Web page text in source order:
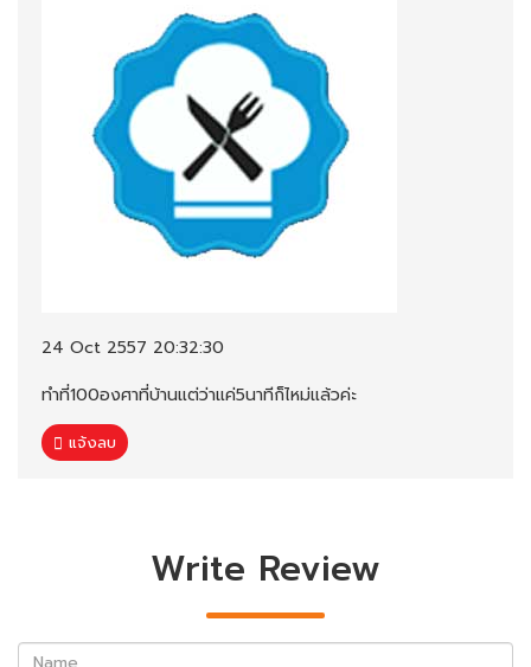
24 Oct 2557 20:32:30
ทำที่100องศาที่บ้านแต่ว่าแค่5นาทีก็ไหม่แล้วค่ะ
แจ้งลบ
Write Review
Name